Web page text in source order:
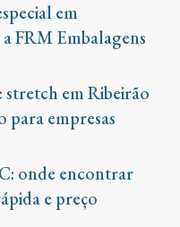
em
FRM Embalagens
em Ribeirão
empresas
onde encontrar
e preço